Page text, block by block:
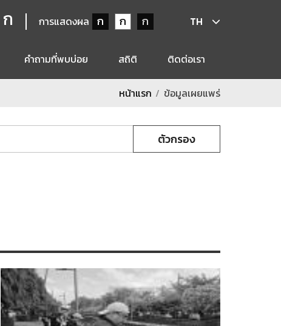
ก การแสดงผล ก ก ก TH
คำถามที่พบบ่อย สถิติ ติดต่อเรา
หน้าแรก ข้อมูลเผยแพร่
ตัวกรอง